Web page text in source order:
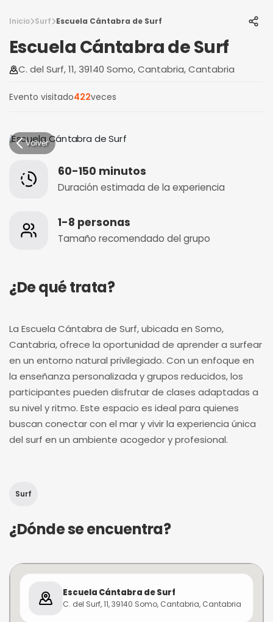
Inicio Surf Escuela Cántabra de Surf
Escuela Cántabra de Surf
C. del Surf, 11, 39140 Somo, Cantabria, Cantabria
Evento visitado422veces
Volver
60-150 minutos
Duración estimada de la experiencia
1-8 personas
Tamaño recomendado del grupo
¿De qué trata?
La Escuela Cántabra de Surf, ubicada en Somo,
Cantabria, ofrece la oportunidad de aprender a surfear
en un entorno natural privilegiado. Con un enfoque en
la enseñanza personalizada y grupos reducidos, los
participantes pueden disfrutar de clases adaptadas a
su nivel y ritmo. Este espacio es ideal para quienes
buscan conectar con el mar y vivir la experiencia única
del surf en un ambiente acogedor y profesional.
Surf
¿Dónde se encuentra?
Escuela Cántabra de Surf
C. del Surf, 11, 39140 Somo, Cantabria, Cantabria